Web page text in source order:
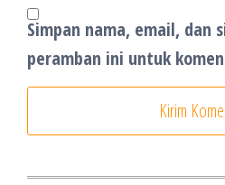
Simpan nama, email, dan
peramban ini untuk